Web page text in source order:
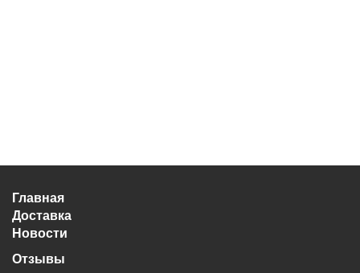
Главная
Доставка
Новости
Отзывы